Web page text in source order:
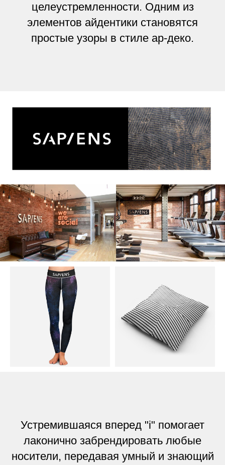
целеустремленности. Одним из
элементов айдентики становятся
простые узоры в стиле ар-деко.
Устремившаяся вперед "i" помогает
лаконично забрендировать любые
носители, передавая умный и знающий